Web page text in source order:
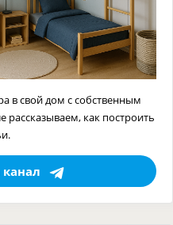
в свой дом с собственным
как построить